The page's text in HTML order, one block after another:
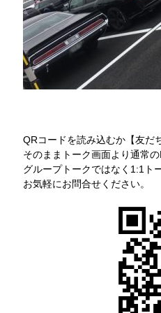
QRコードを読み込むか【友だ
そのままトーク画面より通常
グループトークではなく1:1ト
お気軽にお問合せください。